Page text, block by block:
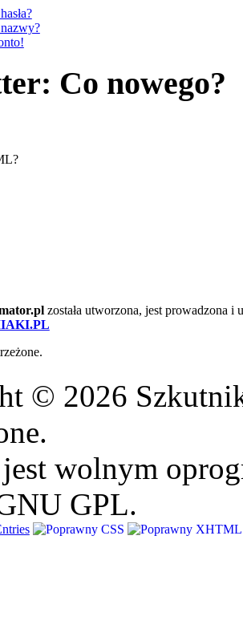
Co nowego?
została utworzona, jest prowadzona i
© 2026
jest wolnym
GPL.